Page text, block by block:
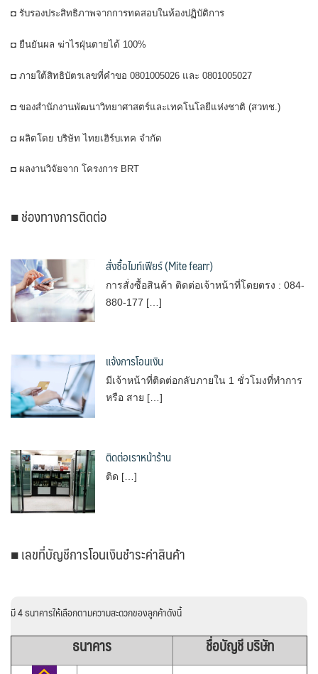
◘ รับรองประสิทธิภาพจากการทดสอบในห้องปฏิบัติการ
◘ ยืนยันผล ฆ่าไรฝุ่นตายได้ 100%
◘ ภายใต้สิทธิบัตรเลขที่คำขอ 0801005026 และ 0801005027
◘ ของสำนักงานพัฒนาวิทยาศาสตร์และเทคโนโลยีแห่งชาติ (สวทช.)
◘ ผลิตโดย บริษัท ไทยเฮิร์บเทค จำกัด
◘ ผลงานวิจัยจาก โครงการ BRT
■ ช่องทางการติดต่อ
สั่งซื้อไมท์เฟียร์ (Mite fearr)
การสั่งซื้อสินค้า ติดต่อเจ้าหน้าที่โดยตรง : 084-
880-177 […]
แจ้งการโอนเงิน
มีเจ้าหน้าที่ติดต่อกลับภายใน 1 ชั่วโมงที่ทำการ
หรือ สาย […]
ติดต่อเราหน้าร้าน
ติด […]
■ เลขที่บัญชีการโอนเงินชำระค่าสินค้า
มี 4 ธนาคารให้เลือกตามความสะดวกของลูกค้าดังนี้
ธนาคาร ชื่อบัญชี บริษัท